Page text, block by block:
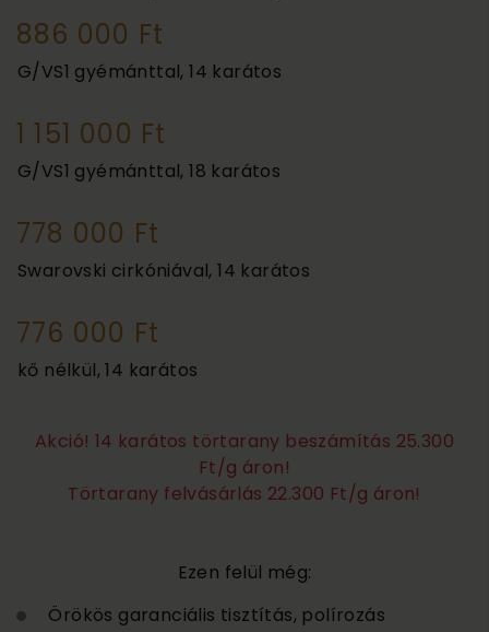
886 000 Ft
G/VS1 gyémánttal, 14 karátos
1 151 000 Ft
G/VS1 gyémánttal, 18 karátos
778 000 Ft
Swarovski cirkóniával, 14 karátos
776 000 Ft
kő nélkül, 14 karátos
Akció! 14 karátos törtarany beszámítás 25.300
Ft/g áron!
Törtarany felvásárlás 22.300 Ft/g áron!
Ezen felül még:
Örökös garanciális tisztítás, polírozás